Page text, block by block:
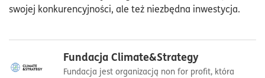
swojej konkurencyjności, ale też niezbędna inwestycja.
Fundacja Climate&Strategy
Fundacja jest organizacją non for profit, która